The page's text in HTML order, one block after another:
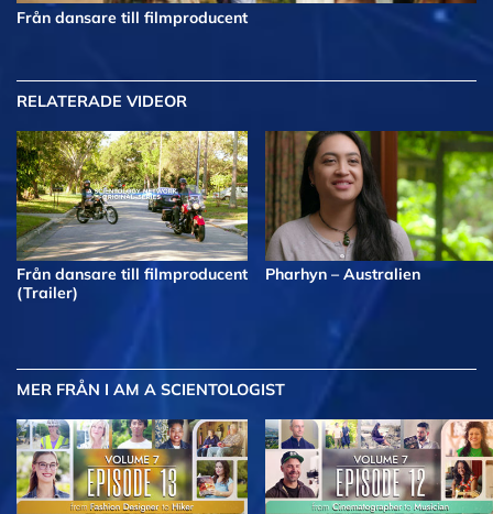
Från dansare till filmproducent
RELATERADE VIDEOR
Från dansare till filmproducent
(Trailer)
Pharhyn – Australien
MER FRÅN I AM A SCIENTOLOGIST